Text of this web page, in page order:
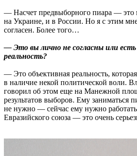
— Насчет предвыборного пиара — это
на Украине, и в России. Но я с этим
согласен. Более того…
— Это вы лично не согласны или
реальность?
— Это объективная реальность,
в наличие некой политической воли.
говорил об этом еще на Манежной
результатов выборов. Ему заниматься
не нужно — сейчас ему нужно
Евразийского союза — это очень